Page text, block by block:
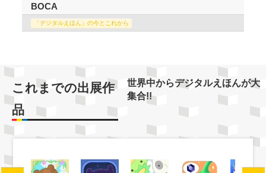
BOCA
「デジタルえほん」の今とこれから
これまでの出展作
品
世界中からデジタルえほんが大
集合!!